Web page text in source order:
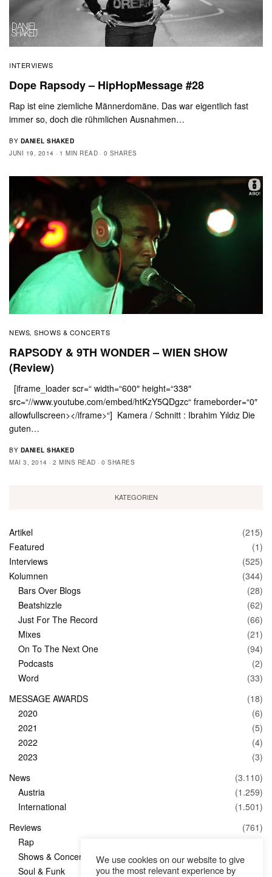
INTERVIEWS
Dope Rapsody – HipHopMessage #28
Rap ist eine ziemliche Männerdomäne. Das war eigentlich fast
immer so, doch die rühmlichen Ausnahmen…
BY DANIEL SHAKED
JUNI 19, 2014
1 MIN READ 0 SHARES
NEWS,SHOWS & CONCERTS
RAPSODY & 9TH WONDER – WIEN SHOW
(Review)
[iframe_loader scr=“ width=“600″ height=“338″
src=“//www.youtube.com/embed/htKzY5QDgzc“ frameborder=“0″
allowfullscreen></iframe>“] Kamera / Schnitt : Ibrahim Yıldız Die
guten…
BY DANIEL SHAKED
MAI 3, 2014
2 MINS READ 0 SHARES
KATEGORIEN
Artikel
(215)
Featured
(1)
Interviews
(525)
Kolumnen
(344)
Bars Over Blogs
(28)
Beatshizzle
(62)
Just For The Record
(66)
Mixes
(21)
On To The Next One
(94)
Podcasts
(2)
Word
(33)
MESSAGE AWARDS
(18)
2020
(6)
2021
(5)
2022
(4)
2023
(3)
News
(3.110)
Austria
(1.259)
International
(1.501)
Reviews
(761)
Rap
Shows & Concerts
(347)
Soul & Funk
We use cookies on our website to give
you the most relevant experience by